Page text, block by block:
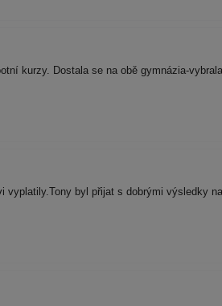
kurzy. Dostala se na obě gymnázia-
byl přijat s dobrými výsledky